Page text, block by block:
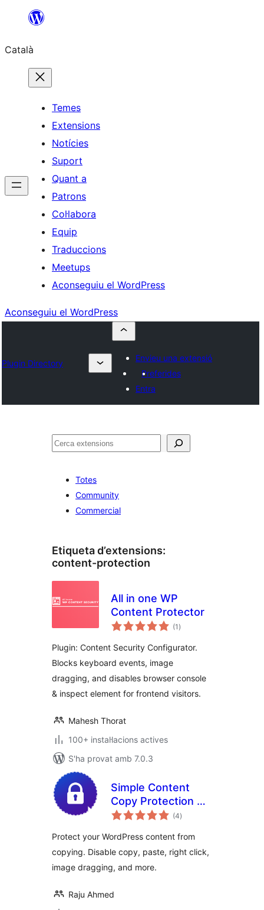
contingut
Català
Temes
Extensions
Notícies
Suport
Quant a
Patrons
Col·labora
Equip
Traduccions
Meetups
Aconseguiu el WordPress
Aconseguiu el WordPress
Plugin Directory
Envieu una extensió
Preferides
Entra
Cerca
Totes
Community
Commercial
Etiqueta d’extensions:
content-protection
All in one WP
Content Protector
(1 puntuacions
totals
)
Plugin: Content Security Configurator.
Blocks keyboard events, image
dragging, and disables browser console
& inspect element for frontend visitors.
Mahesh Thorat
100+ instal·lacions actives
S'ha provat amb 7.0.3
Simple Content
Copy Protection &
No Right Click
(4puntuacions
totals
)
Protect your WordPress content from
copying. Disable copy, paste, right click,
image dragging, and more.
Raju Ahmed